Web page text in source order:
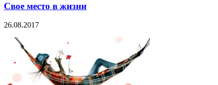
Свое место в жизни
26.08.2017